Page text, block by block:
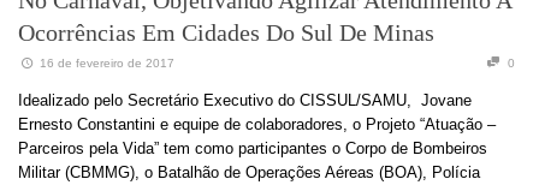
Ocorrências Em Cidades Do Sul De Minas
16 de fevereiro de 2017 0
Idealizado pelo Secretário Executivo do CISSUL/SAMU, Jovane
Ernesto Constantini e equipe de colaboradores, o Projeto “Atuação –
Parceiros pela Vida” tem como participantes o Corpo de Bombeiros
Militar (CBMMG), o Batalhão de Operações Aéreas (BOA), Polícia